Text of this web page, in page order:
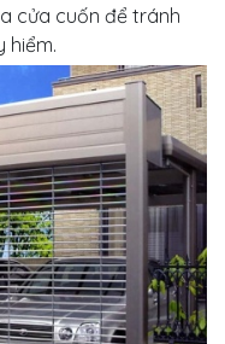
cửa cuốn để tránh
hiểm.